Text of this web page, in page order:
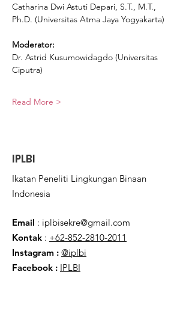
Catharina Dwi Astuti Depari, S.T., M.T.,
Ph.D. (Universitas Atma Jaya Yogyakarta)
Moderator:
Dr. Astrid Kusumowidagdo (Universitas
Ciputra)
Read More >
IPLBI
Ikatan Peneliti Lingkungan Binaan
Indonesia
Email : iplbisekre@gmail.com
Kontak : +62-852-2810-2011
Instagram : @iplbi
Facebook : IPLBI